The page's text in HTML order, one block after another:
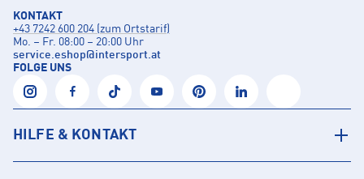
KONTAKT
+43 7242 600 204 (zum Ortstarif)
Mo. – Fr. 08:00 – 20:00 Uhr
service.eshop@intersport.at
FOLGE UNS
HILFE & KONTAKT